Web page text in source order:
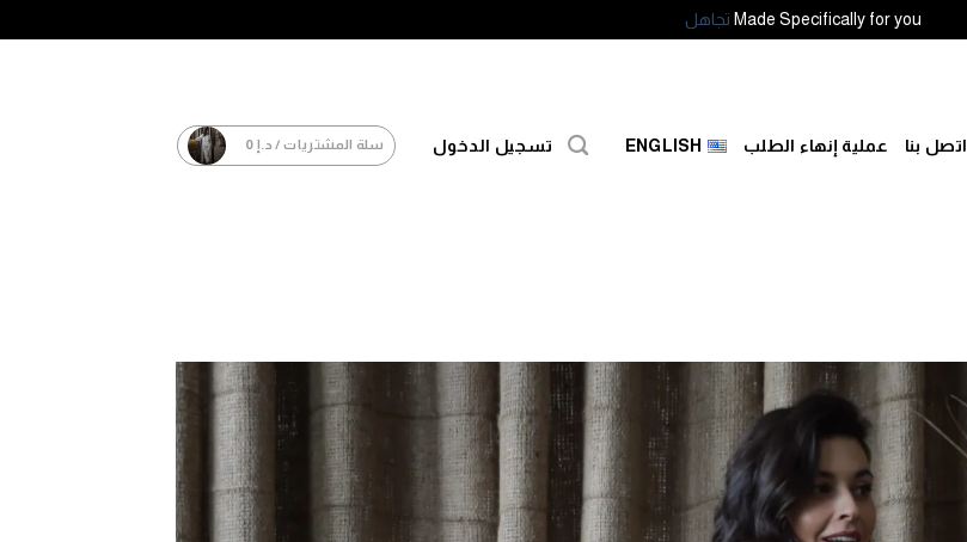
Made Specifically for you تجاهل
اتصل بنا عملية إنهاء الطلب ENGLISH تسجيل الدخول سلة المشتريات / د.إ0